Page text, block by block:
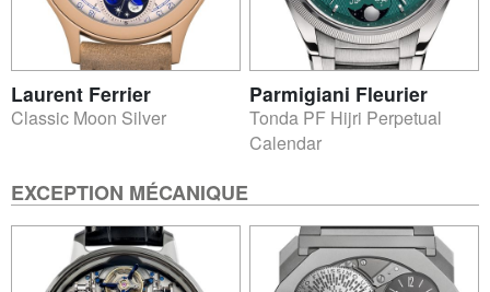
Laurent Ferrier
Classic Moon Silver
Parmigiani Fleurier
Tonda PF Hijri Perpetual
Calendar
EXCEPTION MÉCANIQUE